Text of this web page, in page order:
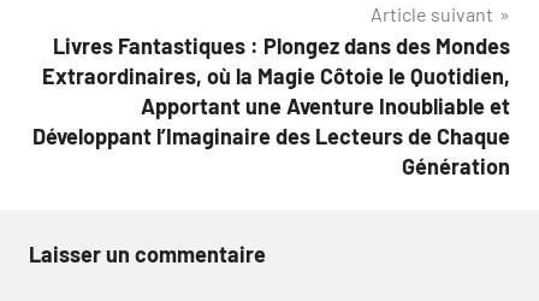
Article suivant
Livres Fantastiques : Plongez dans des Mondes
Extraordinaires, où la Magie Côtoie le Quotidien,
Apportant une Aventure Inoubliable et
Développant l’Imaginaire des Lecteurs de Chaque
Génération
Laisser un commentaire